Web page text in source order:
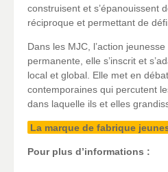
construisent et s’épanouissent
réciproque et permettant de
Dans les MJC, l’action
permanente, elle s’inscrit et
local et global. Elle met en
contemporaines qui percutent
dans laquelle ils et elles
La marque de fabrique
Pour plus d’informations :